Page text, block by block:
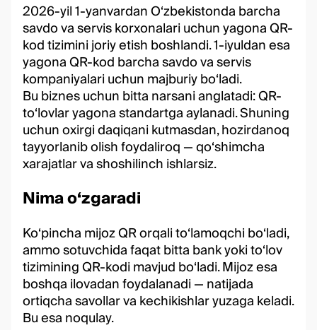
2026-yil 1-yanvardan O‘zbekistonda barcha
savdo va servis korxonalari uchun yagona QR-
kod tizimini joriy etish boshlandi. 1-iyuldan esa
yagona QR-kod barcha savdo va servis
kompaniyalari uchun majburiy bo‘ladi.
Bu biznes uchun bitta narsani anglatadi: QR-
to‘lovlar yagona standartga aylanadi. Shuning
uchun oxirgi daqiqani kutmasdan, hozirdanoq
tayyorlanib olish foydaliroq — qo‘shimcha
xarajatlar va shoshilinch ishlarsiz.
Nima o‘zgaradi
Ko‘pincha mijoz QR orqali to‘lamoqchi bo‘ladi,
ammo sotuvchida faqat bitta bank yoki to‘lov
tizimining QR-kodi mavjud bo‘ladi. Mijoz esa
boshqa ilovadan foydalanadi — natijada
ortiqcha savollar va kechikishlar yuzaga keladi.
Bu esa noqulay.